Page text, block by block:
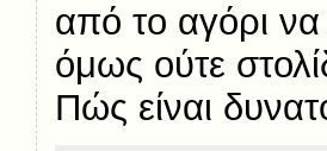
από το αγόρι να
όμως ούτε
Πώς είναι